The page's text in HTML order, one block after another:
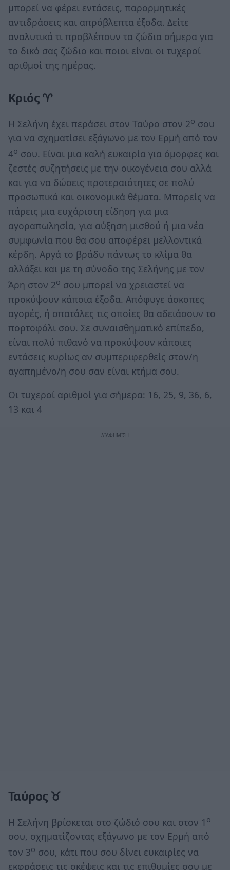
μπορεί να φέρει εντάσεις, παρορμητικές
αντιδράσεις και απρόβλεπτα έξοδα. Δείτε
αναλυτικά τι προβλέπουν τα ζώδια σήμερα για
το δικό σας ζώδιο και ποιοι είναι οι τυχεροί
αριθμοί της ημέρας.
Κριός ♈
Η Σελήνη έχει περάσει στον Ταύρο στον 2ο σου
για να σχηματίσει εξάγωνο με τον Ερμή από τον
4ο σου. Είναι μια καλή ευκαιρία για όμορφες και
ζεστές συζητήσεις με την οικογένεια σου αλλά
και για να δώσεις προτεραιότητες σε πολύ
προσωπικά και οικονομικά θέματα. Μπορείς να
πάρεις μια ευχάριστη είδηση για μια
αγοραπωλησία, για αύξηση μισθού ή μια νέα
συμφωνία που θα σου αποφέρει μελλοντικά
κέρδη. Αργά το βράδυ πάντως το κλίμα θα
αλλάξει και με τη σύνοδο της Σελήνης με τον
Άρη στον 2ο σου μπορεί να χρειαστεί να
προκύψουν κάποια έξοδα. Απόφυγε άσκοπες
αγορές, ή σπατάλες τις οποίες θα αδειάσουν το
πορτοφόλι σου. Σε συναισθηματικό επίπεδο,
είναι πολύ πιθανό να προκύψουν κάποιες
εντάσεις κυρίως αν συμπεριφερθείς στον/η
αγαπημένο/η σου σαν είναι κτήμα σου.
Οι τυχεροί αριθμοί για σήμερα: 16, 25, 9, 36, 6,
13 και 4
Ταύρος ♉
Η Σελήνη βρίσκεται στο ζώδιό σου και στον 1 ο
σου, σχηματίζοντας εξάγωνο με τον Ερμή από
τον 3ο σου, κάτι που σου δίνει ευκαιρίες να
εκφράσεις τις σκέψεις και τις επιθυμίες σου με